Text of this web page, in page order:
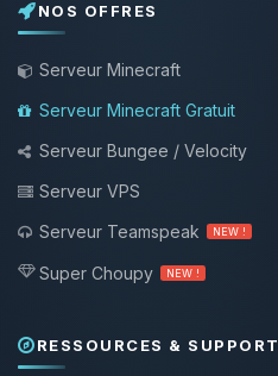
NOS OFFRES
Serveur Minecraft
Serveur Minecraft Gratuit
Serveur Bungee / Velocity
Serveur VPS
Serveur Teamspeak
NEW !
Super Choupy NEW !
RESSOURCES & SUPPORT